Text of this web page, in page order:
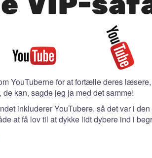
YouTuberne for at fortælle deres
kan, sagde jeg ja med det samme!
inkluderer YouTubere, så det var i
at få lov til at dykke lidt dybere ind i